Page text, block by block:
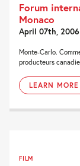
Forum
Monaco
April 07th,
Monte-Carlo.
producteurs
LEARN MORE
FILM